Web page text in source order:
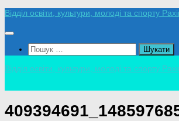
Skip
content
Відділ освіти, культури, молоді та спорту
Пошук:
Відділ освіти, культури, молоді та спорту